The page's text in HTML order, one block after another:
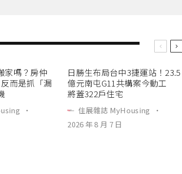
家嗎？房仲
而是抓「漏
·
日勝生布局台中3捷運站！23.5
億元南屯G11共構案今動工
將蓋322戶住宅
住展雜誌 MyHousing
·
2026 年 8 月 7 日